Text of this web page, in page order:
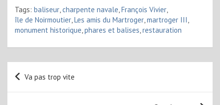
Tags: baliseur,charpente navale,François Vivier,
île de Noirmoutier,Les amis du Martroger,martroger III,
monument historique,phares et balises,restauration
Navigation
de
Va pas trop vite